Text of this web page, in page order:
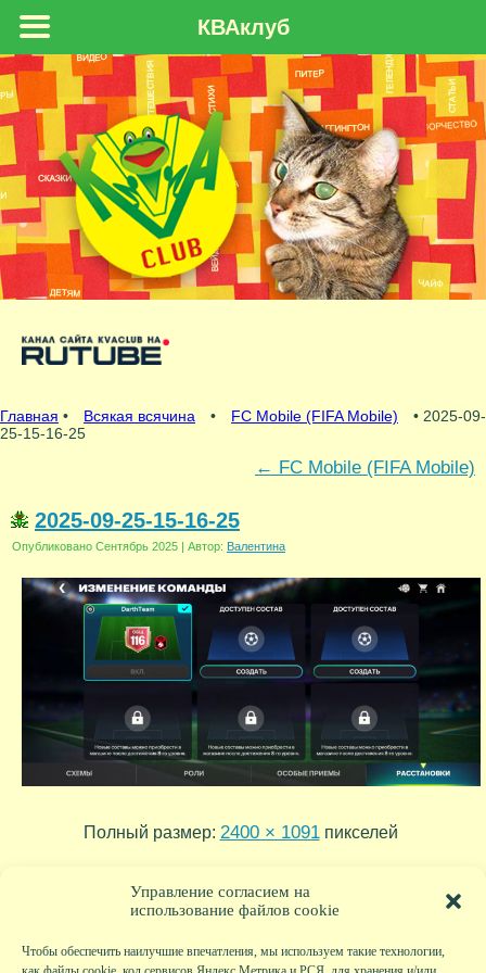
Управление согласием на
использование файлов cookie
Чтобы обеспечить наилучшие впечатления, мы используем такие технологии,
Главная • Всякая всячина • FC Mobile (FIFA Mobile)
• 2025-09-
25-15-16-25
← FC Mobile (FIFA Mobile)
2025-09-25-15-16-25
Опубликовано Сентябрь 2025 | Автор: Валентина
Полный размер: 2400 × 1091пикселей
КВАклуб